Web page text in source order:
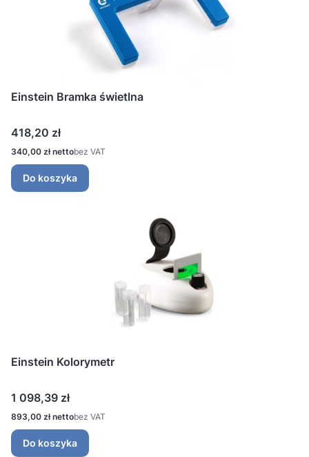
Einstein Bramka świetlna
Cena
418,20 zł
Cena
340,00 zł bez VAT
Do koszyka
Einstein Kolorymetr
Cena
1 098,39 zł
Cena
893,00 zł bez VAT
Do koszyka